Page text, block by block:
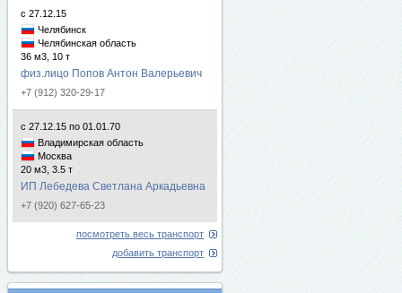
с 27.12.15
Челябинск
Челябинская область
36 м3, 10 т
физ.лицо Попов Антон Валерьевич
+7 (912) 320-29-17
с 27.12.15 по 01.01.70
Владимирская область
Москва
20 м3, 3.5 т
ИП Лебедева Светлана Аркадьевна
+7 (920) 627-65-23
посмотреть весь транспорт
добавить транспорт